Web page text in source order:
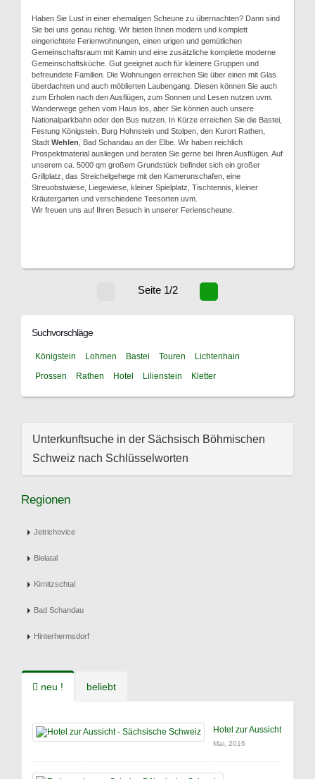
Haben Sie Lust in einer ehemaligen Scheune zu übernachten? Dann sind
Sie bei uns genau richtig. Wir bieten Ihnen modern und komplett
eingerichtete Ferienwohnungen, einen urigen und gemütlichen
Gemeinschaftsraum mit Kamin und eine zusätzliche komplette moderne
Gemeinschaftsküche. Gut geeignet auch für kleinere Gruppen und
befreundete Familien. Die Wohnungen erreichen Sie über einen mit Glas
überdachten und auch möblierten Laubengang. Diesen können Sie auch
zum Erholen nach den Ausflügen, zum Sonnen und Lesen nutzen uvm.
Wanderwege gehen vom Haus los, aber Sie können auch unsere
Nationalparkbahn oder den Bus nutzen. In Kürze erreichen Sie die Bastei,
Festung Königstein, Burg Hohnstein und Stolpen, den Kurort Rathen,
Stadt Wehlen , Bad Schandau an der Elbe. Wir haben reichlich
Prospektmaterial ausliegen und beraten Sie gerne bei Ihren Ausflügen. Auf
unserem ca. 5000 qm großem Grundstück befindet sich ein großer
Grillplatz, das Streichelgehege mit den Kamerunschafen, eine
Streuobstwiese, Liegewiese, kleiner Spielplatz, Tischtennis, kleiner
Kräutergarten und verschiedene Teesorten uvm.
Wir freuen uns auf Ihren Besuch in unserer Ferienscheune.
Seite 1/2
Suchvorschläge
Königstein Lohmen Bastei Touren
Lichtenhain
Prossen
Rathen Hotel Lilienstein Kletter
Unterkunftsuche in der Sächsisch Böhmischen
Schweiz nach Schlüsselworten
Regionen
Jetrichovice
Bielatal
Kirnitzschtal
Bad Schandau
Hinterhermsdorf
neu ! beliebt
Hotel zur Aussicht
Mai, 2016